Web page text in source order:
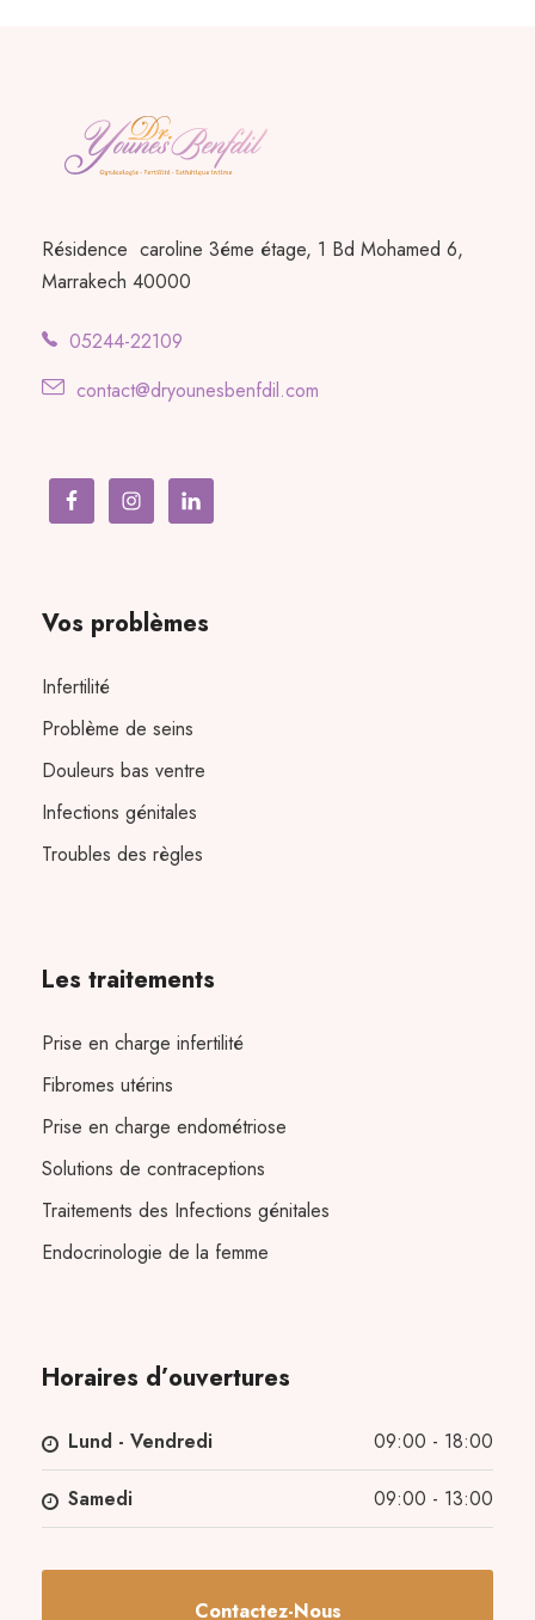
Résidence caroline 3éme étage, 1 Bd Mohamed 6,
Marrakech 40000
05244-22109
contact@dryounesbenfdil.com
Vos problèmes
Infertilité
Problème de seins
Douleurs bas ventre
Infections génitales
Troubles des règles
Les traitements
Prise en charge infertilité
Fibromes utérins
Prise en charge endométriose
Solutions de contraceptions
Traitements des Infections génitales
Endocrinologie de la femme
Horaires d’ouvertures
Lund - Vendredi 09:00 - 18:00
Samedi 09:00 - 13:00
Contactez-Nous